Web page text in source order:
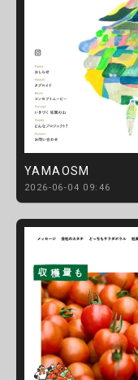
YAMAOSM
2026-06-04 09:46